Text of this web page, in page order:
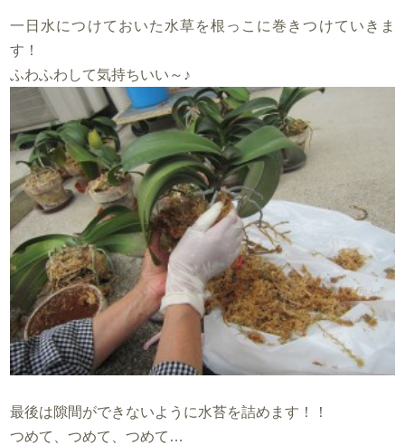
一日水につけておいた水草を根っこに巻きつけていきま
す！
ふわふわして気持ちいい～♪
最後は隙間ができないように水苔を詰めます！！
つめて、つめて、つめて…